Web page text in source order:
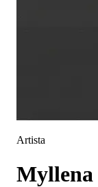
Artista
Myllena